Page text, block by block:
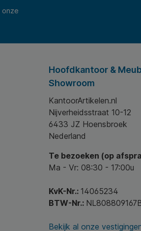
onze
Hoofdkantoor &
Showroom
KantoorArtikelen.nl
Nijverheidsstraat 10-12
6433 JZ Hoensbroek
Nederland
Te bezoeken (op
Ma - Vr: 08:30 - 17:00u
KvK-Nr.: 14065234
BTW-Nr.:
Bekijk al onze